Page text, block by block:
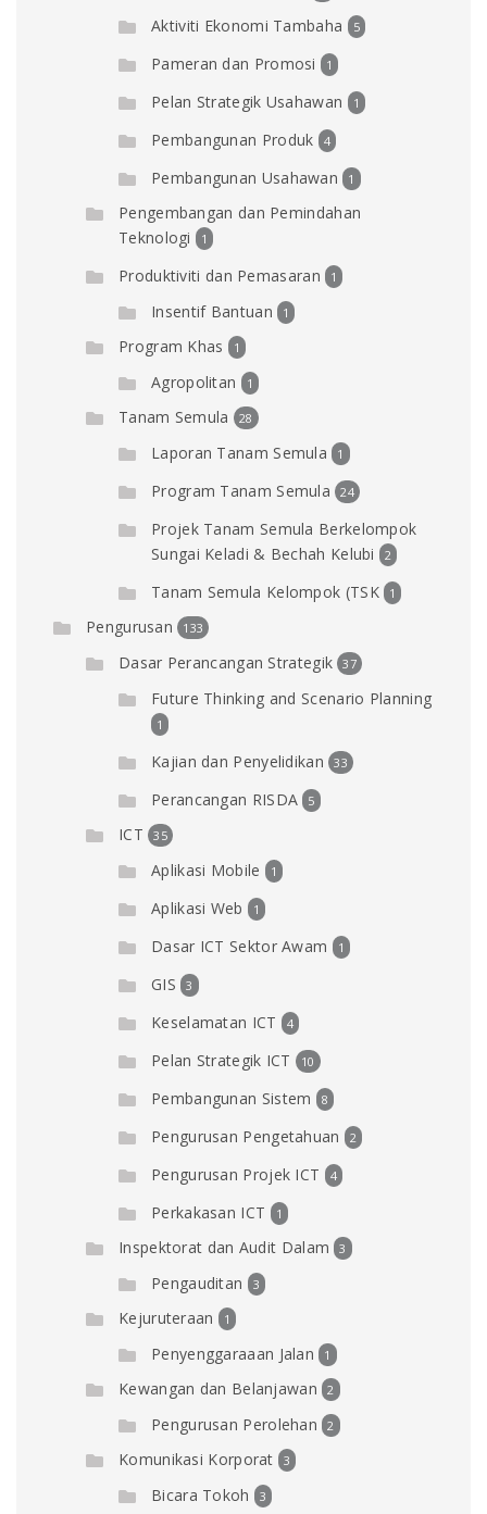
Aktiviti Ekonomi Tambaha 5
Pameran dan Promosi 1
Pelan Strategik Usahawan 1
Pembangunan Produk 4
Pembangunan Usahawan 1
Pengembangan dan Pemindahan
Teknologi
1
Produktiviti dan Pemasaran 1
Insentif Bantuan 1
Program Khas 1
Agropolitan 1
Tanam Semula 28
Laporan Tanam Semula 1
Program Tanam Semula 24
Projek Tanam Semula Berkelompok
Sungai Keladi & Bechah Kelubi
2
Tanam Semula Kelompok (TSK 1
Pengurusan 133
Dasar Perancangan Strategik 37
Future Thinking and Scenario Planning
1
Kajian dan Penyelidikan 33
Perancangan RISDA 5
ICT 35
Aplikasi Mobile 1
Aplikasi Web 1
Dasar ICT Sektor Awam 1
GIS 3
Keselamatan ICT 4
Pelan Strategik ICT 10
Pembangunan Sistem 8
Pengurusan Pengetahuan 2
Pengurusan Projek ICT 4
Perkakasan ICT 1
Inspektorat dan Audit Dalam 3
Pengauditan 3
Kejuruteraan 1
Penyenggaraaan Jalan 1
Kewangan dan Belanjawan 2
Pengurusan Perolehan 2
Komunikasi Korporat 3
Bicara Tokoh 3